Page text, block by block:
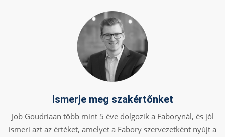
Ismerje meg szakértőnket
Job Goudriaan több mint 5 éve dolgozik a Faborynál, és jól
ismeri azt az értéket, amelyet a Fabory szervezetként nyújt a